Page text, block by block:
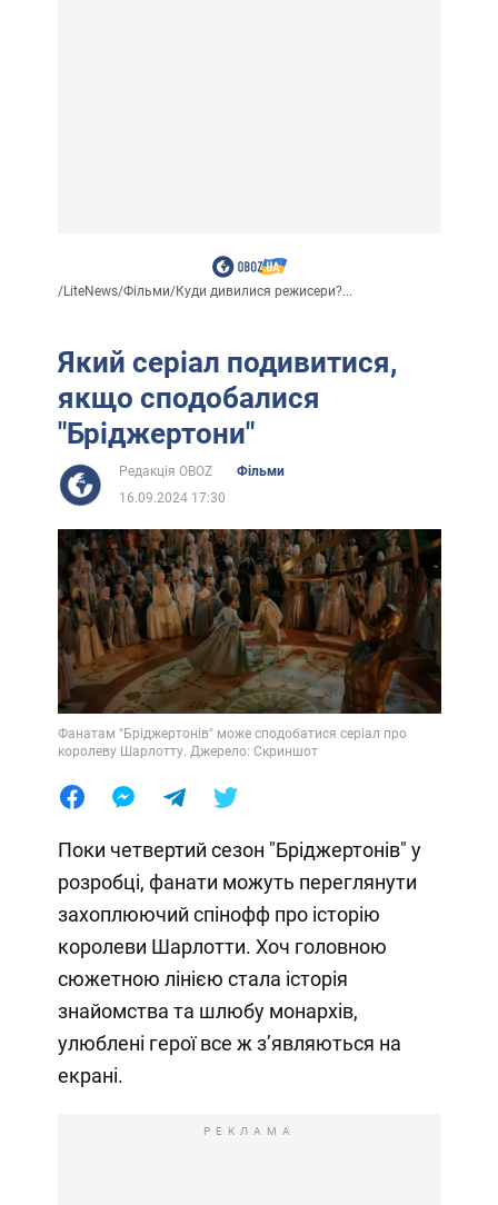
/LiteNews/Фільми/Куди дивилися режисери?...
Який серіал подивитися,
якщо сподобалися
"Бріджертони"
Редакція OBOZ
Фільми
16.09.2024 17:30
Фанатам "Бріджертонів" може сподобатися серіал про
королеву Шарлотту. Джерело: Скриншот
Поки четвертий сезон "Бріджертонів" у
розробці, фанати можуть переглянути
захоплюючий спінофф про історію
королеви Шарлотти. Хоч головною
сюжетною лінією стала історія
знайомства та шлюбу монархів,
улюблені герої все ж зʼявляються на
екрані.
РЕКЛАМА